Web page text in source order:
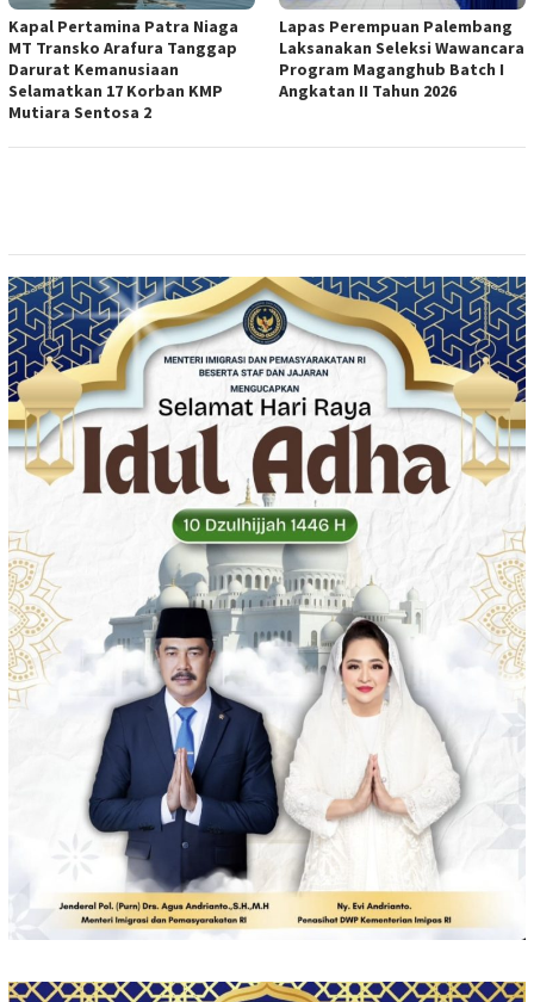
Kapal Pertamina Patra Niaga
MT Transko Arafura Tanggap
Darurat Kemanusiaan
Selamatkan 17 Korban KMP
Mutiara Sentosa 2
Lapas Perempuan Palembang
Laksanakan Seleksi Wawancara
Program Maganghub Batch I
Angkatan II Tahun 2026